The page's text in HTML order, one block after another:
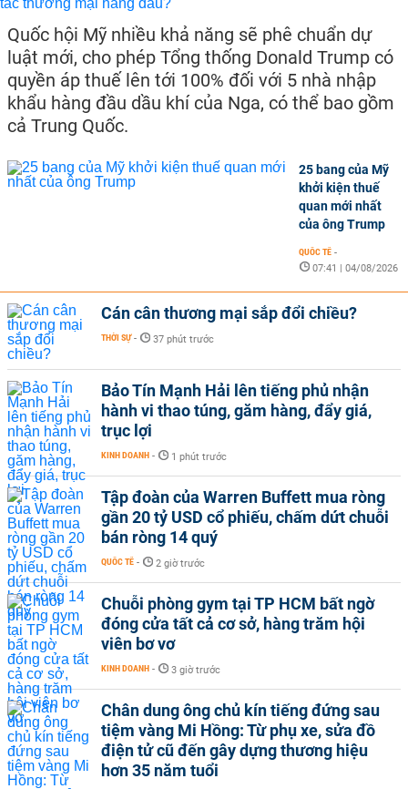
Quốc hội Mỹ nhiều khả năng sẽ phê chuẩn dự
luật mới, cho phép Tổng thống Donald Trump có
quyền áp thuế lên tới 100% đối với 5 nhà nhập
khẩu hàng đầu dầu khí của Nga, có thể bao gồm
cả Trung Quốc.
25 bang của Mỹ
khởi kiện thuế
quan mới nhất
của ông Trump
QUỐC TẾ -
07:41 | 04/08/2026
Cán cân thương mại sắp đổi chiều?
THỜI SỰ - 37 phút trước
Bảo Tín Mạnh Hải lên tiếng phủ nhận
hành vi thao túng, găm hàng, đẩy giá,
trục lợi
KINH DOANH - 1 phút trước
Tập đoàn của Warren Buffett mua ròng
gần 20 tỷ USD cổ phiếu, chấm dứt chuỗi
bán ròng 14 quý
QUỐC TẾ - 2 giờ trước
Chuỗi phòng gym tại TP HCM bất ngờ
đóng cửa tất cả cơ sở, hàng trăm hội
viên bơ vơ
KINH DOANH - 3 giờ trước
Chân dung ông chủ kín tiếng đứng sau
tiệm vàng Mi Hồng: Từ phụ xe, sửa đồ
điện tử cũ đến gây dựng thương hiệu
hơn 35 năm tuổi